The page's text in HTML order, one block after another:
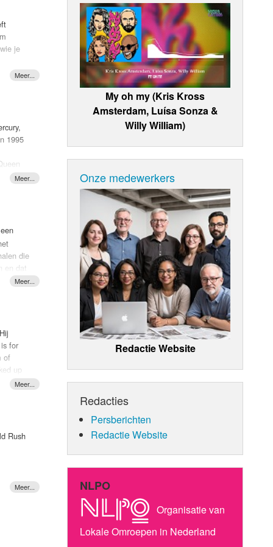
haar
je
1995
waar te
80.
er
die
en dat
de
for
of
up
is
Rush
My oh my (Kris Kross
Amsterdam, Luísa Sonza &
Willy William)
Onze medewerkers
Redactie Website
Redacties
Persberichten
Redactie Website
NLPO
Organisatie van
Lokale Omroepen in Nederland